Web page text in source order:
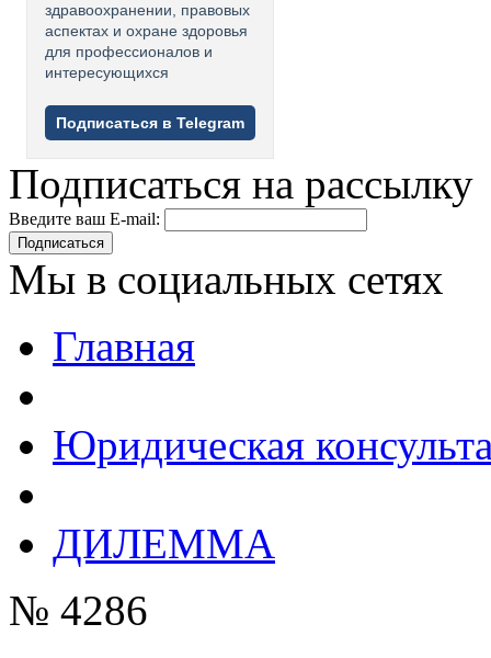
здравоохранении, правовых
аспектах и охране здоровья
для профессионалов и
интересующихся
Подписаться в Telegram
Подписаться на рассылку
Введите ваш E-mail:
Подписаться
Мы в социальных сетях
Главная
Юридическая
ДИЛЕММА
№ 4286